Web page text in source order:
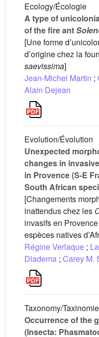
Ecology/Écologie
A type of
of the fire ant
[Une forme
d’origine chez la
saevissima]
Jean-Michel Martin ;
Alain Dejean
Evolution/Évolution
Unexpected
changes in invasive
in Provence (S-E
South African
[Changements
inattendus chez les
invasifs en
espèces natives
Régine Verlaque ;
Diadema ; Carey M.
Taxonomy/Taxinomie
Occurrence of the
(Insecta: